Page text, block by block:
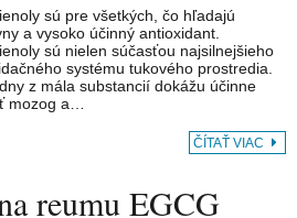
sú pre všetkých, čo hľadajú
a vysoko účinný antioxidant.
sú nielen súčasťou najsilnejšieho
systému tukového prostredia.
z mála substancií dokážu účinne
mozog a…
ČÍTAŤ VIAC
reumu EGCG